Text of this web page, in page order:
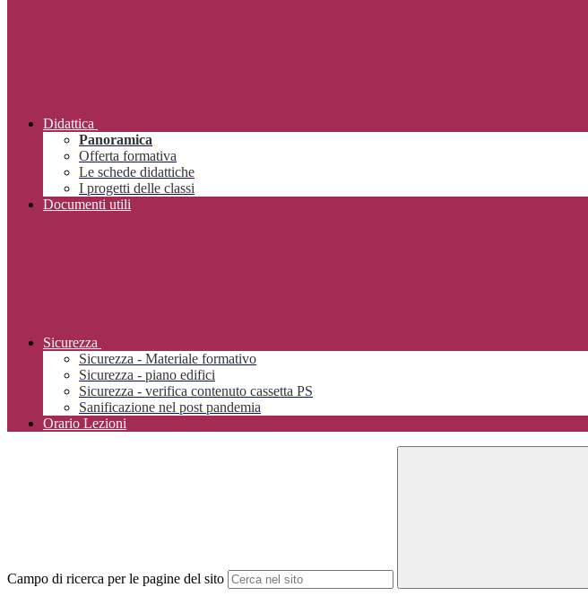
Didattica
Panoramica
Offerta formativa
Le schede didattiche
I progetti delle classi
Documenti utili
Sicurezza
Sicurezza - Materiale formativo
Sicurezza - piano edifici
Sicurezza - verifica contenuto cassetta PS
Sanificazione nel post pandemia
Orario Lezioni
Campo di ricerca per le pagine del sito